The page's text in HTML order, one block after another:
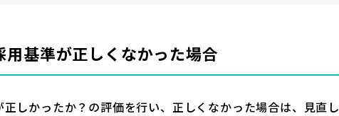
基準が正しくなかった場合
正しかったか？の評価を行い、正しくなかった場合は、見直し